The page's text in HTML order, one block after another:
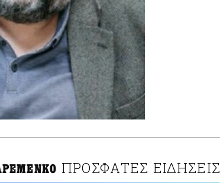
ΠΡΟΣΦΑΤΕΣ ΕΙΔΗΣΕΙΣ